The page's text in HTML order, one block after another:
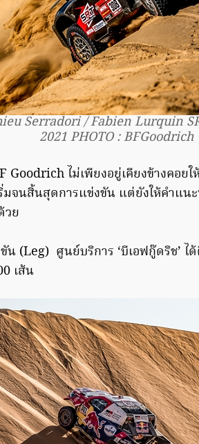
Serradori / Fabien Lurquin
2021 PHOTO : BFGoodrich
Goodrich ไม่เพียงอยู่เคียงข้างคอย
จนสิ้นสุดการแข่งขัน แต่ยังให้คำแนะ
วย
น (Leg) ศูนย์บริการ ‘บีเอฟกู๊ดริช’
เส้น